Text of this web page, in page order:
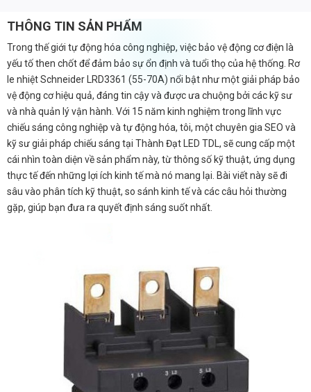
THÔNG TIN SẢN PHẨM
Trong thế giới tự động hóa công nghiệp, việc bảo vệ động cơ điện là
yếu tố then chốt để đảm bảo sự ổn định và tuổi thọ của hệ thống. Rơ
le nhiệt Schneider LRD3361 (55-70A) nổi bật như một giải pháp bảo
vệ động cơ hiệu quả, đáng tin cậy và được ưa chuộng bởi các kỹ sư
và nhà quản lý vận hành. Với 15 năm kinh nghiệm trong lĩnh vực
chiếu sáng công nghiệp và tự động hóa, tôi, một chuyên gia SEO và
kỹ sư giải pháp chiếu sáng tại Thành Đạt LED TDL, sẽ cung cấp một
cái nhìn toàn diện về sản phẩm này, từ thông số kỹ thuật, ứng dụng
thực tế đến những lợi ích kinh tế mà nó mang lại. Bài viết này sẽ đi
sâu vào phân tích kỹ thuật, so sánh kinh tế và các câu hỏi thường
gặp, giúp bạn đưa ra quyết định sáng suốt nhất.